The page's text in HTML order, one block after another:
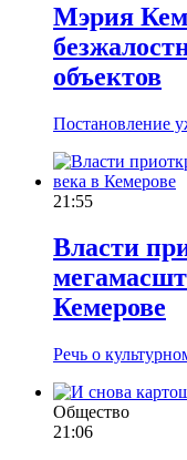
Мэрия
объектов
Постановление
21:55
Власти
Кемерове
Речь о
Общество
21:06